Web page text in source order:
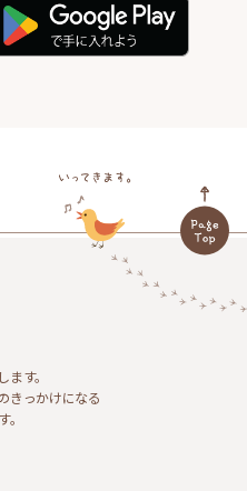
す。
きっかけになる